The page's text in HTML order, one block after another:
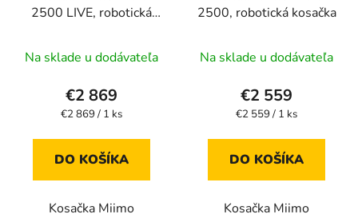
2500 LIVE, robotická
Na sklade u dodávateľa
€2 869
Jednotková
€2 869 / 1 ks
DO KOŠÍKA
Kosačka Miimo
2500, robotická kosačka
Na sklade u dodávateľa
€2 559
Jednotková
€2 559 / 1 ks
DO KOŠÍKA
Kosačka Miimo